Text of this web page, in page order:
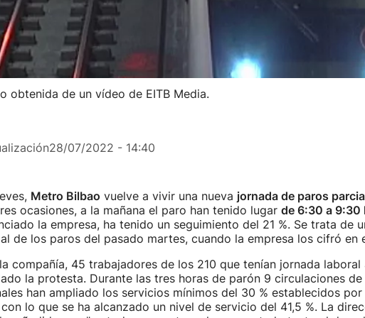
obtenida de un vídeo de EITB Media.
28/07/2022 - 14:40
Metro Bilbao vuelve a vivir una nueva jornada de paros
ocasiones, a la mañana el paro han tenido lugar de 6:30 a 9:30
la empresa, ha tenido un seguimiento del 21 %. Se trata de
de los paros del pasado martes, cuando la empresa los cifró en
compañía, 45 trabajadores de los 210 que tenían jornada laboral
la protesta. Durante las tres horas de parón 9 circulaciones de
han ampliado los servicios mínimos del 30 % establecidos
lo que se ha alcanzado un nivel de servicio del 41,5 %. La